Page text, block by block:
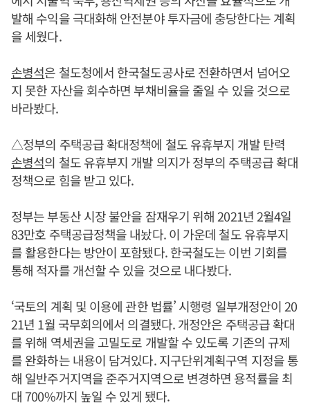
발해 수익을 극대화해 안전분야 투자금에 충당한다는 계획
을 세웠다.
손병석은 철도청에서 한국철도공사로 전환하면서 넘어오
지 못한 자산을 회수하면 부채비율을 줄일 수 있을 것으로
바라봤다.
△정부의 주택공급 확대정책에 철도 유휴부지 개발 탄력
손병석의 철도 유휴부지 개발 의지가 정부의 주택공급 확대
정책으로 힘을 받고 있다.
정부는 부동산 시장 불안을 잠재우기 위해 2021년 2월4일
83만호 주택공급정책을 내놨다. 이 가운데 철도 유휴부지
를 활용한다는 방안이 포함됐다. 한국철도는 이번 기회를
통해 적자를 개선할 수 있을 것으로 내다봤다.
‘국토의 계획 및 이용에 관한 법률’ 시행령 일부개정안이 20
21년 1월 국무회의에서 의결됐다. 개정안은 주택공급 확대
를 위해 역세권을 고밀도로 개발할 수 있도록 기존의 규제
를 완화하는 내용이 담겨있다. 지구단위계획구역 지정을 통
해 일반주거지역을 준주거지역으로 변경하면 용적률을 최
대 700%까지 높일 수 있게 됐다.